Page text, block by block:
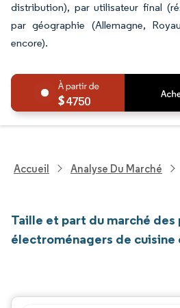
distribution), par utilisateur final
par géographie (Allemagne,
encore).
4750
Accueil Analyse Du Marché
Taille et part du marché
électroménagers de cuisine